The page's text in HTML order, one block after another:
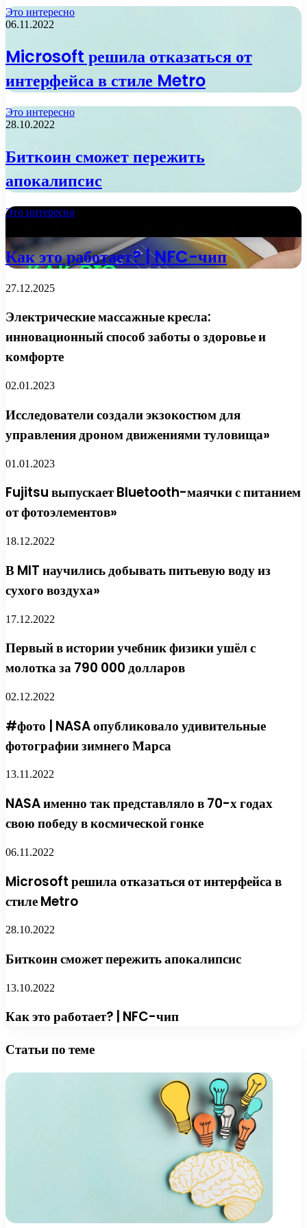
Это интересно
06.11.2022
Microsoft решила отказаться от
интерфейса в стиле Metro
Это интересно
28.10.2022
Биткоин сможет пережить
апокалипсис
Это интересно
Как это работает? | NFC-чип
27.12.2025
Электрические массажные кресла:
инновационный способ заботы о здоровье и
комфорте
02.01.2023
Исследователи создали экзокостюм для
управления дроном движениями туловища»
01.01.2023
Fujitsu выпускает Bluetooth-маячки с питанием
от фотоэлементов»
18.12.2022
В MIT научились добывать питьевую воду из
сухого воздуха»
17.12.2022
Первый в истории учебник физики ушёл с
молотка за 790 000 долларов
02.12.2022
#фото | NASA опубликовало удивительные
фотографии зимнего Марса
13.11.2022
NASA именно так представляло в 70-х годах
свою победу в космической гонке
06.11.2022
Microsoft решила отказаться от интерфейса в
стиле Metro
28.10.2022
Биткоин сможет пережить апокалипсис
13.10.2022
Как это работает? | NFC-чип
Статьи по теме